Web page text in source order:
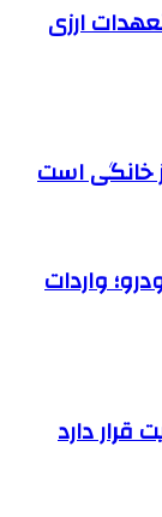
ارزی
واردات
قرار دارد